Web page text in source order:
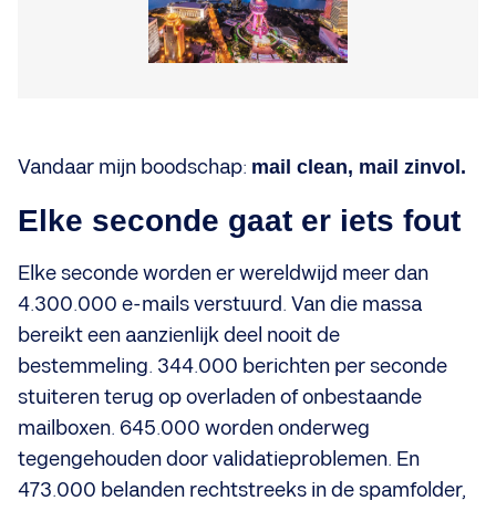
Vandaar mijn boodschap: mail clean, mail zinvol.
Elke seconde gaat er iets fout
Elke seconde worden er wereldwijd meer dan
4.300.000 e-mails verstuurd. Van die massa
bereikt een aanzienlijk deel nooit de
bestemmeling. 344.000 berichten per seconde
stuiteren terug op overladen of onbestaande
mailboxen. 645.000 worden onderweg
tegengehouden door validatieproblemen. En
473.000 belanden rechtstreeks in de spamfolder,